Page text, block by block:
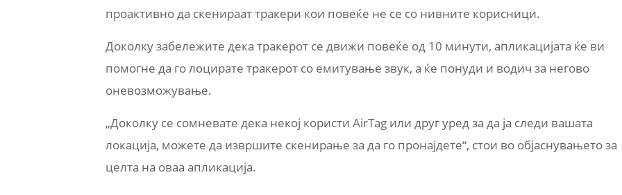
проактивно да скенираат тракери кои повеќе не се со нивните корисници.
Доколку забележите дека тракерот се движи повеќе од 10 минути, апликацијата ќе ви
помогне да го лоцирате тракерот со емитување звук, а ќе понуди и водич за негово
оневозможување.
„Доколку се сомневате дека некој користи AirTag или друг уред за да ја следи вашата
локација, можете да извршите скенирање за да го пронајдете“, стои во објаснувањето за
целта на оваа апликација.